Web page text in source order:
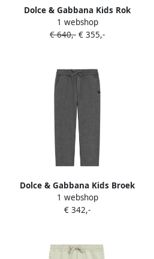
Dolce & Gabbana Kids Rok
met luipaardprint Bruin
1 webshop
€ 640,- € 355,-
Dolce & Gabbana Kids Broek
met elastische taille Grijs
1 webshop
€ 342,-